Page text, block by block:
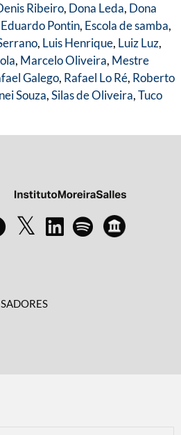
Ribeiro, Dona Leda, Dona
Eduardo Pontin, Escola de samba,
, Luis Henrique, Luiz Luz,
, Marcelo Oliveira, Mestre
Galego, Rafael Lo Ré, Roberto
Souza,Silas de Oliveira,Tuco